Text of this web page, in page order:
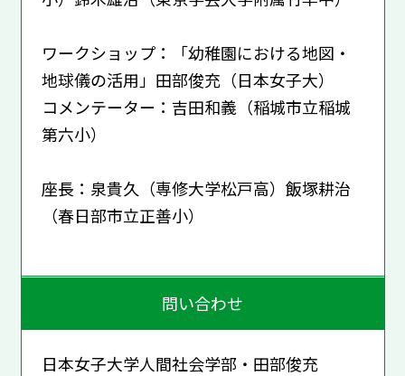
ワークショップ：「幼稚園における地図・
地球儀の活用」田部俊充（日本女子大）
コメンテーター：吉田和義（稲城市立稲城
第六小）
座長：泉貴久（専修大学松戸高）飯塚耕治
（春日部市立正善小）
問い合わせ
日本女子大学人間社会学部・田部俊充